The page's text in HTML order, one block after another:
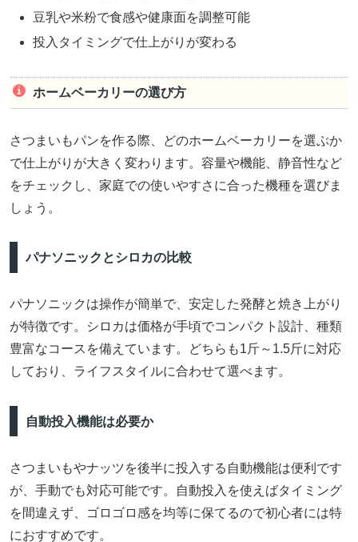
豆乳や米粉で食感や健康面を調整可能
投入タイミングで仕上がりが変わる
ホームベーカリーの選び方
さつまいもパンを作る際、どのホームベーカリーを選ぶか
で仕上がりが大きく変わります。容量や機能、静音性など
をチェックし、家庭での使いやすさに合った機種を選びま
しょう。
パナソニックとシロカの比較
パナソニックは操作が簡単で、安定した発酵と焼き上がり
が特徴です。シロカは価格が手頃でコンパクト設計、種類
豊富なコースを備えています。どちらも1斤～1.5斤に対応
しており、ライフスタイルに合わせて選べます。
自動投入機能は必要か
さつまいもやナッツを後半に投入する自動機能は便利です
が、手動でも対応可能です。自動投入を使えばタイミング
を間違えず、ゴロゴロ感を均等に保てるので初心者には特
におすすめです。